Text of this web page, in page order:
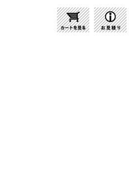
販・インテリア照明の通信販売【ライトスタイ